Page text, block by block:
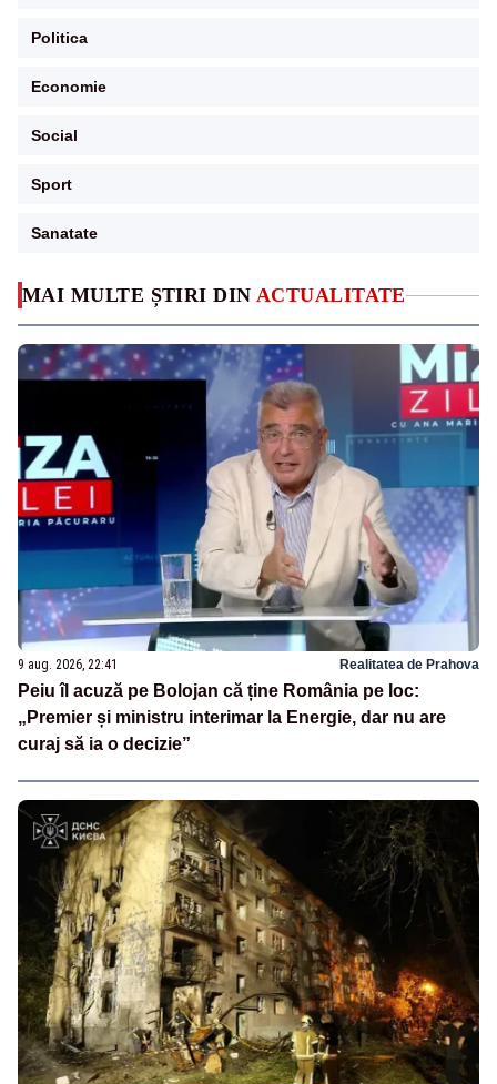
MAI MULTE ȘTIRI DIN ACTUALITATE
9 aug. 2026, 22:41 Realitatea de Prahova
Peiu îl acuză pe Bolojan că ține România pe loc:
„Premier și ministru interimar la Energie, dar nu are
curaj să ia o decizie”
Politica
Economie
Social
Sport
Sanatate